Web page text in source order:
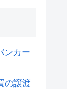
ンカー
の譲渡